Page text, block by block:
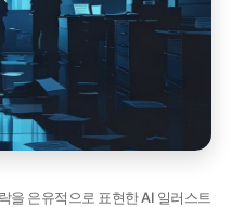
을 은유적으로 표현한 AI 일러스트